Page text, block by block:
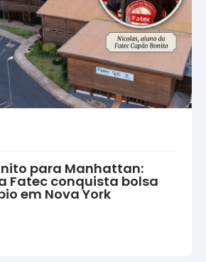
para Manhattan:
Fatec conquista bolsa
em Nova York